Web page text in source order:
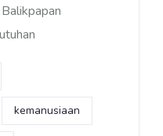
kemanusiaan